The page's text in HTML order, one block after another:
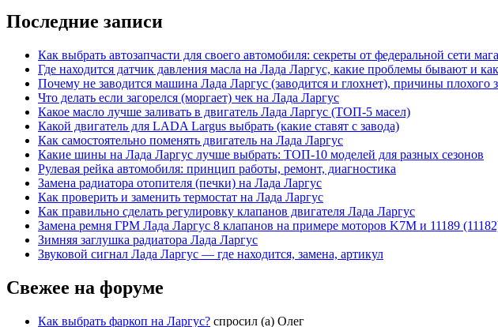
Последние записи
Как выбрать автозапчасти для своего автомобиля: секреты от федеральной сети
Где находится датчик давления масла на Лада Ларгус, какие проблемы бывают и
Почему не заводится машина Лада Ларгус (заводится и глохнет), причины плохого
Что делать если загорелся (моргает) чек на Лада Ларгус
Какое масло лучше заливать в двигатель Лада Ларгус (ТОП-5 масел)
Какой двигатель для LADA Largus выбрать (какие ставят с завода)
Как самостоятельно поменять двигатель на Лада Ларгус
Какие шины на Лада Ларгус лучше выбрать: ТОП-10 моделей для разных сезонов
Рулевая рейка автомобиля: принцип работы, ремонт, диагностика
Замена радиатора отопителя (печки) на Лада Ларгус
Как проверить и заменить термостат на Лада Ларгус
Как правильно сделать регулировку клапанов двигателя Лада Ларгус
Замена ремня ГРМ Лада Ларгус 8 клапанов на примере моторов K7M и 11189
Зимняя заглушка радиатора Лада Ларгус
Звуковой сигнал Лада Ларгус — где находится, замена, артикул
Свежее на форуме
Как выбрать фаркоп на Ларгус? спросил (а) Олег